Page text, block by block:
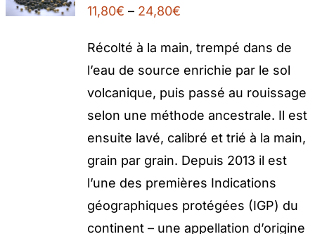
11,80€ – 24,80€
Récolté à la main, trempé dans de
l’eau de source enrichie par le sol
volcanique, puis passé au rouissage
selon une méthode ancestrale. Il est
ensuite lavé, calibré et trié à la main,
grain par grain. Depuis 2013 il est
l’une des premières Indications
géographiques protégées (IGP) du
continent – une appellation d’origine